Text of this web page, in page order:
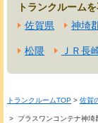
トランクルーム
佐賀県
神埼
松隈 ＪＲ長
トランクルームTOP > 佐賀
> プラスワンコンテナ神埼